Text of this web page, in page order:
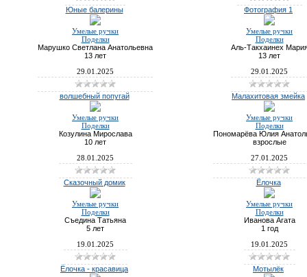
Юные балерины
Умелые ручки
Поделки
Марушко Светлана Анатольевна
13 лет
29.01.2025
Фотография 1
Умелые ручки
Поделки
Аль-Такхаинех
13 лет
29.01.2025
волшебный попугай
Умелые ручки
Поделки
Козулина Мирослава
10 лет
28.01.2025
Малахитовая змейка
Умелые ручки
Поделки
Пономарёва Юлия
взрослые
27.01.2025
Сказочный домик
Умелые ручки
Поделки
Съедина Татьяна
5 лет
19.01.2025
Ёлочка
Умелые ручки
Поделки
Иванова Агата
1 год
19.01.2025
Ёлочка - красавица Мотылёк